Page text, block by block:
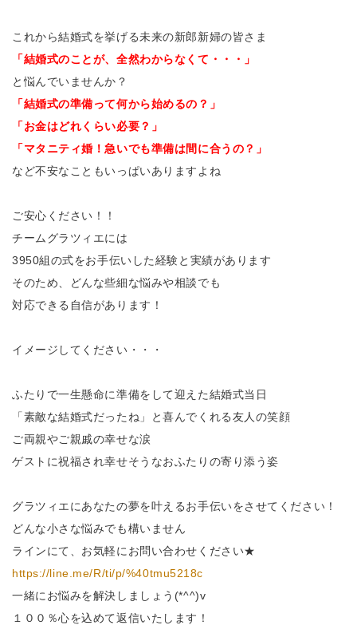
これから結婚式を挙げる未来の新郎新婦の皆さま
「結婚式のことが、全然わからなくて・・・」
と悩んでいませんか？
「結婚式の準備って何から始めるの？」
「お金はどれくらい必要？」
「マタニティ婚！急いでも準備は間に合うの？」
など不安なこともいっぱいありますよね
ご安心ください！！
チームグラツィエには
3950組の式をお手伝いした経験と実績があります
そのため、どんな些細な悩みや相談でも
対応できる自信があります！
イメージしてください・・・
ふたりで一生懸命に準備をして迎えた結婚式当日
「素敵な結婚式だったね」と喜んでくれる友人の笑顔
ご両親やご親戚の幸せな涙
ゲストに祝福され幸せそうなおふたりの寄り添う姿
グラツィエにあなたの夢を叶えるお手伝いをさせてください！
どんな小さな悩みでも構いません
ラインにて、お気軽にお問い合わせください★
https://line.me/R/ti/p/%40tmu5218c
一緒にお悩みを解決しましょう(*^^)v
１００％心を込めて返信いたします！